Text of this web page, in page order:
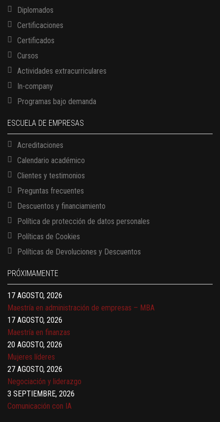
Diplomados
Certificaciones
Certificados
Cursos
Actividades extracurriculares
In-company
Programas bajo demanda
ESCUELA DE EMPRESAS
Acreditaciones
Calendario académico
Clientes y testimonios
Preguntas frecuentes
Descuentos y financiamiento
Política de protección de datos personales
Políticas de Cookies
Políticas de Devoluciones y Descuentos
PRÓXIMAMENTE
13 AGOSTO, 2026
17 AGOSTO, 2026
Gerencia de empresas familiares
17 AGOSTO, 2026
Maestría en administración de empresas – MBA
17 AGOSTO, 2026
Maestría en finanzas
20 AGOSTO, 2026
Mujeres líderes
27 AGOSTO, 2026
Negociación y liderazgo
3 SEPTIEMBRE, 2026
Comunicación con IA